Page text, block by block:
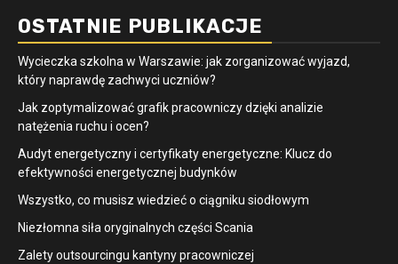
OSTATNIE PUBLIKACJE
Wycieczka szkolna w Warszawie: jak zorganizować wyjazd,
który naprawdę zachwyci uczniów?
Jak zoptymalizować grafik pracowniczy dzięki analizie
natężenia ruchu i ocen?
Audyt energetyczny i certyfikaty energetyczne: Klucz do
efektywności energetycznej budynków
Wszystko, co musisz wiedzieć o ciągniku siodłowym
Niezłomna siła oryginalnych części Scania
Zalety outsourcingu kantyny pracowniczej